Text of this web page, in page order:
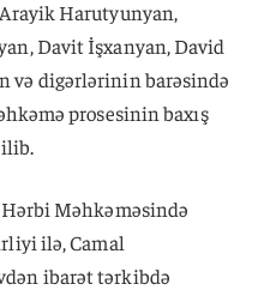
Harutyunyan,
Davit İşxanyan, David
və digərlərinin barəsində
prosesinin baxış
Məhkəməsində
ilə, Camal
ibarət tərkibdə